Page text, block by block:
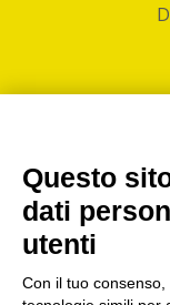
I nostri punti
Questo
dati
utenti
Con il tuo